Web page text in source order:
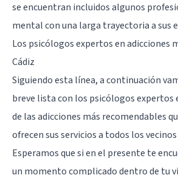
se encuentran incluidos algunos
mental con una larga trayectoria a sus
Los psicólogos expertos en adicciones
Cádiz
Siguiendo esta línea, a continuación
breve lista con los psicólogos
de las adicciones más recomendables
ofrecen sus servicios a todos los vecinos
Esperamos que si en el presente te
un momento complicado dentro de tu